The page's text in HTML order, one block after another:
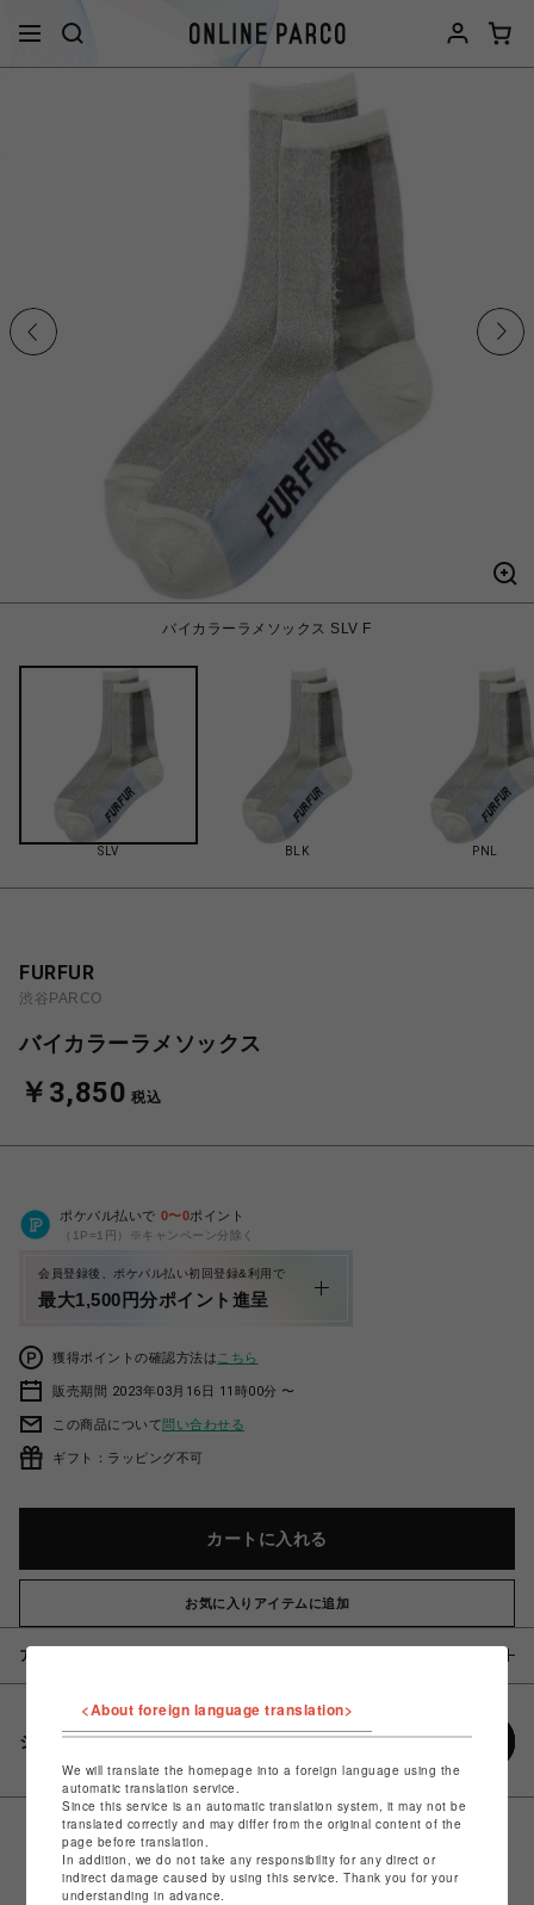
バイカラーラメソックス SLV F
SLV BLK PNL
FURFUR
渋谷PARCO
バイカラーラメソックス
￥3,850 税込
ポケパル払いで 0〜0ポイント
（1P=1円）※キャンペーン分除く
会員登録後、ポケパル払い初回登録&利用で
最大1,500円分ポイント進呈
獲得ポイントの確認方法は こちら
販売期間 2023年03月16日 11時00分 〜
この商品について問い合わせる
ギフト：ラッピング不可
カートに入れる
お気に入りアイテムに追加
アイテム説明 / 素材
シェアする
<About foreign language translation>
We will translate the homepage into a foreign language using the
automatic translation service.
Since this service is an automatic translation system, it may not be
translated correctly and may differ from the original content of the
page before translation.
In addition, we do not take any responsibility for any direct or
indirect damage caused by using this service. Thank you for your
understanding in advance.